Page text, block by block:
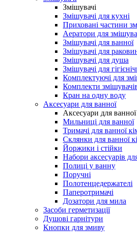
Змішувачі
Змішувачі для кухні
Приховані частини
Аератори для
Змішувачі для ванної
Змішувачі для
Змішувачі для душа
Змішувачі для
Комплектуючі для
Комплекти
Кран на одну воду
Аксесуари для ванної
Аксесуари для ванної
Мильниці для ванної
Тримачі для ванної
Склянки для ванної
Йоржики і стійки
Набори аксесуарів
Полиці у ванну
Поручні
Полотенцедержателі
Паперотримачі
Дозатори для мила
Засоби герметизації
Душові гарнітури
Кнопки для змиву